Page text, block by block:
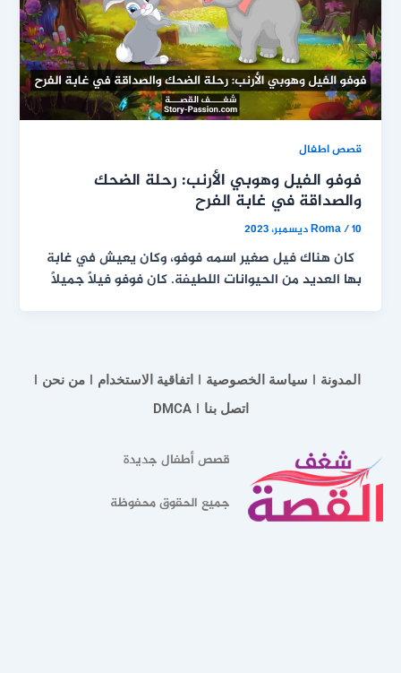
قصص اطفال
فوفو الفيل وهوبي الأرنب: رحلة الضحك
والصداقة في غابة الفرح
Roma/10 ديسمبر، 2023
كان هناك فيل صغير اسمه فوفو، وكان يعيش في غابة
بها العديد من الحيوانات اللطيفة. كان فوفو فيلًا جميلاً
المدونة سياسة الخصوصية اتفاقية الاستخدام
من نحن
اتصل بنا
DMCA
قصص أطفال جديدة
جميع الحقوق محفوظة